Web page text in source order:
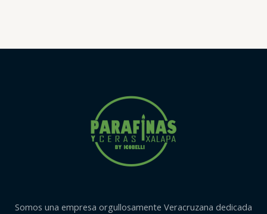
Somos una empresa orgullosamente Veracruzana dedicada